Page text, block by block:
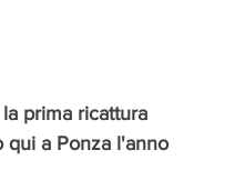
prima ricattura
qui a Ponza l'anno